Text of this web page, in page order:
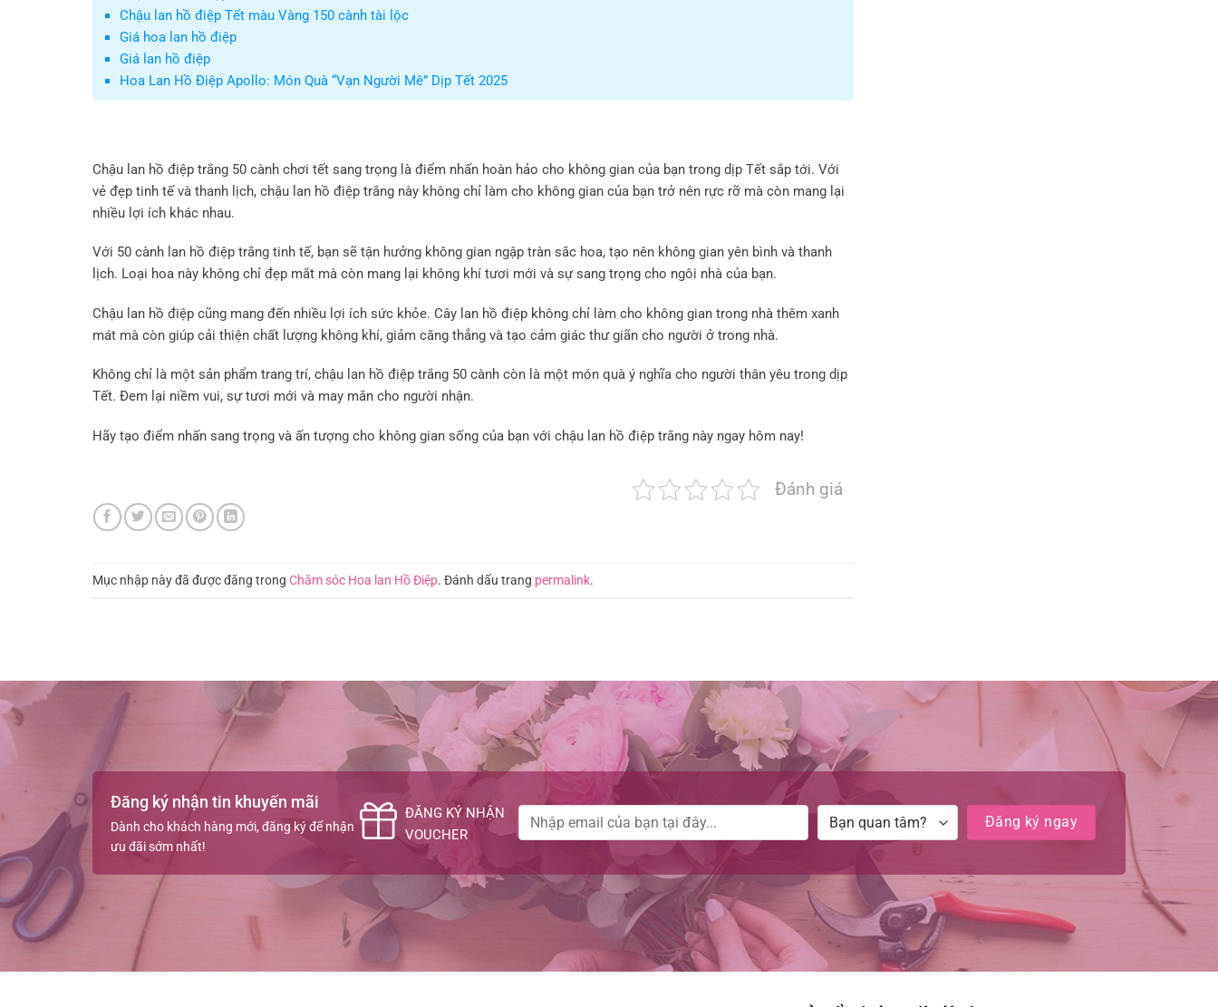
Chậu lan hồ điệp Tết màu Vàng 150 cành tài lộc
Giá hoa lan hồ điệp
Giá lan hồ điệp
Hoa Lan Hồ Điệp Apollo: Món Quà “Vạn Người Mê” Dịp Tết 2025
Chậu lan hồ điệp trắng 50 cành chơi tết sang trọng là điểm nhấn hoàn hảo cho không gian của bạn trong dịp Tết sắp tới. Với
vẻ đẹp tinh tế và thanh lịch, chậu lan hồ điệp trắng này không chỉ làm cho không gian của bạn trở nên rực rỡ mà còn mang lại
nhiều lợi ích khác nhau.
Với 50 cành lan hồ điệp trắng tinh tế, bạn sẽ tận hưởng không gian ngập tràn sắc hoa, tạo nên không gian yên bình và thanh
lịch. Loại hoa này không chỉ đẹp mắt mà còn mang lại không khí tươi mới và sự sang trọng cho ngôi nhà của bạn.
Chậu lan hồ điệp cũng mang đến nhiều lợi ích sức khỏe. Cây lan hồ điệp không chỉ làm cho không gian trong nhà thêm xanh
mát mà còn giúp cải thiện chất lượng không khí, giảm căng thẳng và tạo cảm giác thư giãn cho người ở trong nhà.
Không chỉ là một sản phẩm trang trí, chậu lan hồ điệp trắng 50 cành còn là một món quà ý nghĩa cho người thân yêu trong dịp
Tết. Đem lại niềm vui, sự tươi mới và may mắn cho người nhận.
Hãy tạo điểm nhấn sang trọng và ấn tượng cho không gian sống của bạn với chậu lan hồ điệp trắng này ngay hôm nay!
Đánh giá
Mục nhập này đã được đăng trong Chăm sóc Hoa lan Hồ Điệp. Đánh dấu trang permalink.
Đăng ký nhận tin khuyến mãi
Dành cho khách hàng mới, đăng ký để nhận
ưu đãi sớm nhất!
ĐĂNG KÝ NHẬN
VOUCHER